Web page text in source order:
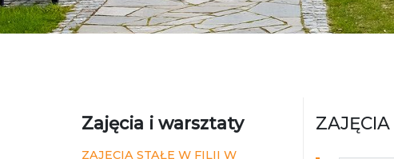
Zajęcia i warsztaty
ZAJĘCIA STAŁE W FILII W